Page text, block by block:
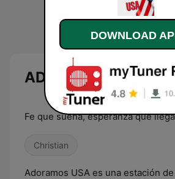
ADORAMOS RADIO
Fe que suena, esperanza que
Christian
Adoramos USA es una estación
DOWNLOAD